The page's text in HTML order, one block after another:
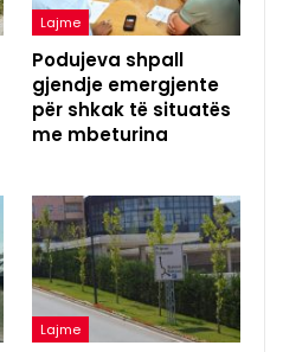
Lajme
Podujeva shpall
gjendje emergjente
për shkak të situatës
me mbeturina
Lajme